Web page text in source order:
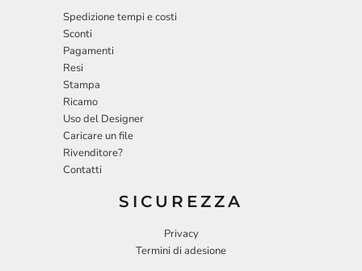
Spedizione tempi e costi
Sconti
Pagamenti
Resi
Stampa
Ricamo
Uso del Designer
Caricare un file
Rivenditore?
Contatti
SICUREZZA
Privacy
Termini di adesione